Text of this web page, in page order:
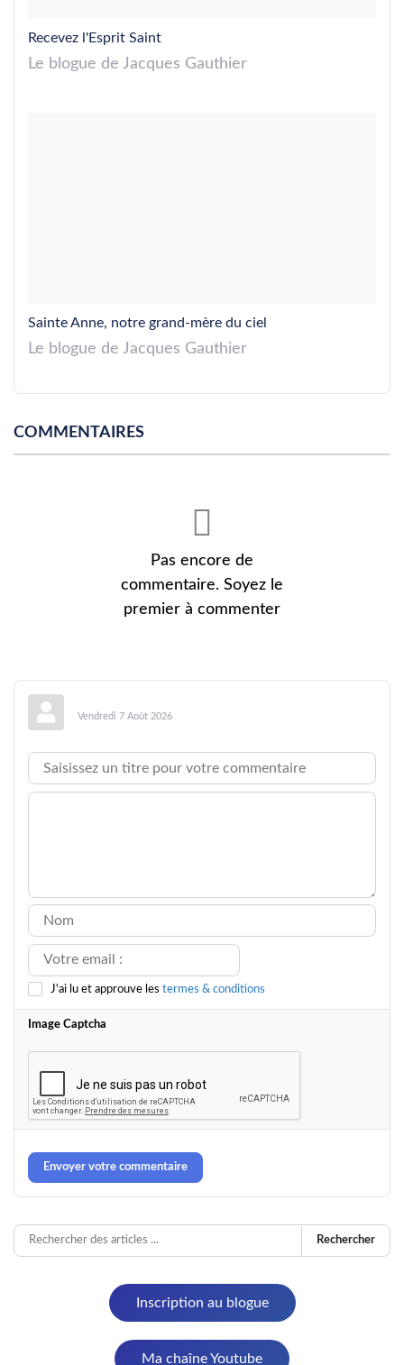
Recevez l'Esprit Saint
Le blogue de Jacques Gauthier
Sainte Anne, notre grand-mère du ciel
Le blogue de Jacques Gauthier
COMMENTAIRES
Pas encore de
commentaire. Soyez le
premier à commenter
Vendredi 7 Août 2026
J'ai lu et approuve les termes & conditions
Image Captcha
Envoyer votre commentaire
Rechercher
Inscription au blogue
Ma chaîne Youtube